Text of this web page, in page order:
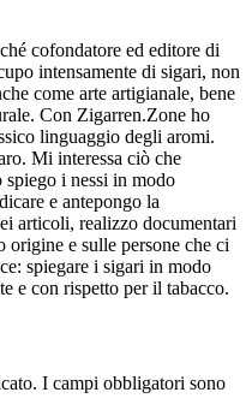
cofondatore ed editore di
intensamente di sigari, non
come arte artigianale, bene
Con Zigarren.Zone ho
linguaggio degli aromi.
Mi interessa ciò che
spiego i nessi in modo
e antepongo la
articoli, realizzo documentari
origine e sulle persone che ci
spiegare i sigari in modo
e con rispetto per il tabacco.
I campi obbligatori sono